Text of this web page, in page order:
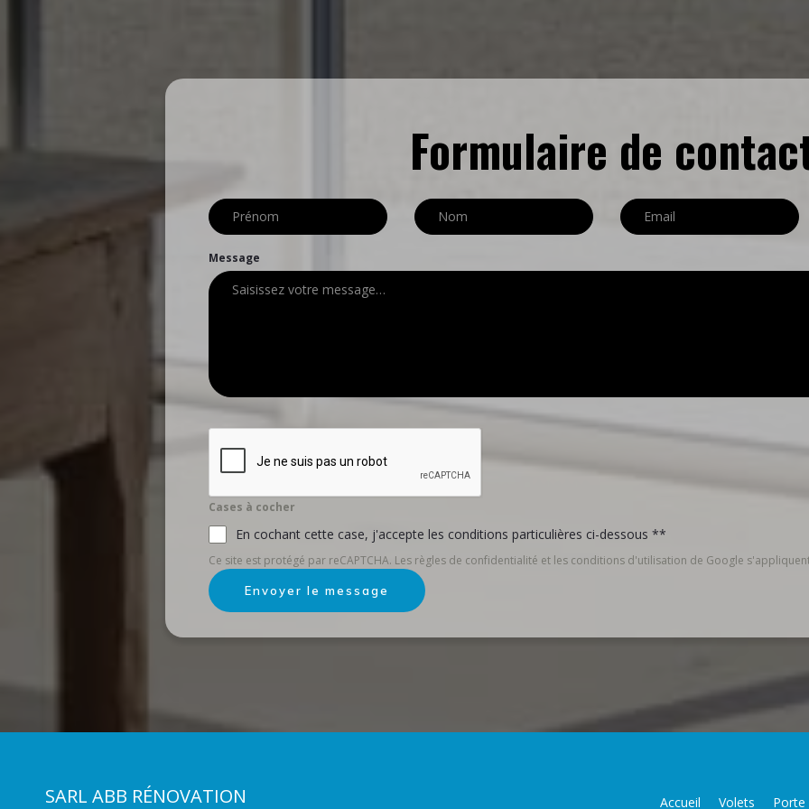
Formulaire de
Message
Cases à cocher
En cochant cette case, j'accepte les conditions particulières ci-dessous **
Ce site est protégé par reCAPTCHA. Les règles de confidentialité et les conditions d'utilisation de Google
Envoyer le message
SARL ABB RÉNOVATION Accueil Volets Porte